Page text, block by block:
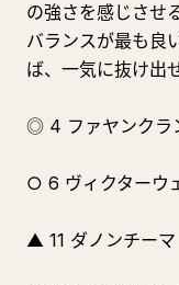
の強さを感じさせ
バランスが最も良
ば、一気に抜け出
◎ 4 ファヤンクラ
○ 6 ヴィクターウ
▲ 11 ダノンチーマ